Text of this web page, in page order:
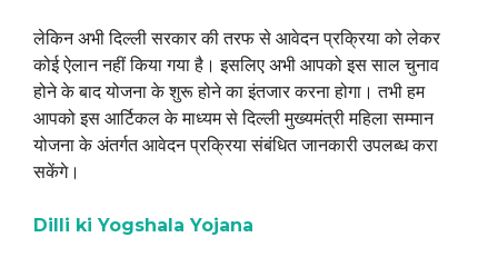
लेकिन अभी दिल्ली सरकार की तरफ से आवेदन प्रक्रिया को लेकर
कोई ऐलान नहीं किया गया है। इसलिए अभी आपको इस साल चुनाव
होने के बाद योजना के शुरू होने का इंतजार करना होगा। तभी हम
आपको इस आर्टिकल के माध्यम से दिल्ली मुख्यमंत्री महिला सम्मान
योजना के अंतर्गत आवेदन प्रक्रिया संबंधित जानकारी उपलब्ध करा
सकेंगे।
Dilli ki Yogshala Yojana